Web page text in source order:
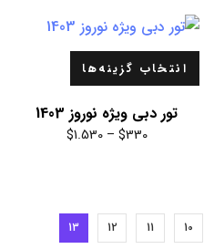
انتخاب گزینه‌ها
تور دبی ویژه نوروز 1403
$330
–
$1.530
10
11
12
13